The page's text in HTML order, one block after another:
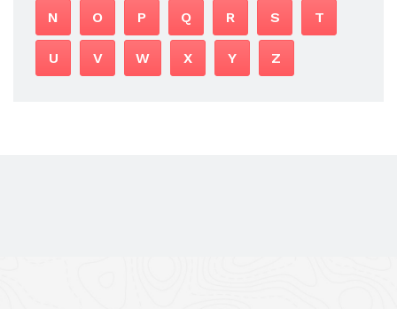
N O P Q R S T
U V W X Y Z